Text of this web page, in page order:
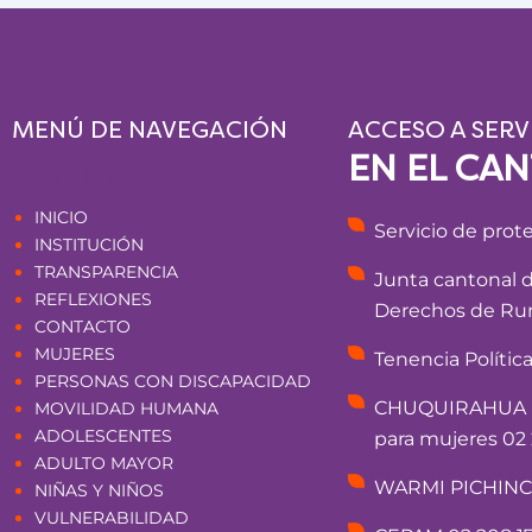
MENÚ DE NAVEGACIÓN
INICIO
INSTITUCIÓN
TRANSPARENCIA
REFLEXIONES
CONTACTO
MUJERES
PERSONAS CON DISCAPACIDAD
MOVILIDAD HUMANA
ADOLESCENTES
ADULTO MAYOR
NIÑAS Y NIÑOS
VULNERABILIDAD
ACCESO A
EN EL
Servicio de
Junta cantonal
Derechos de
Tenencia
para mujeres 02
WARMI